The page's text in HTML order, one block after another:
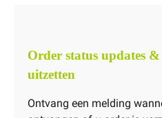
Order status updates
uitzetten
Ontvang een melding